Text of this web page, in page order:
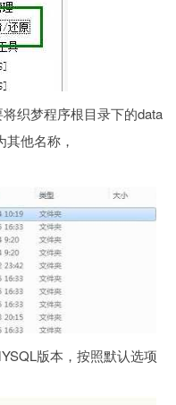
织梦程序根目录下的data
他名称，
版本，按照默认选项